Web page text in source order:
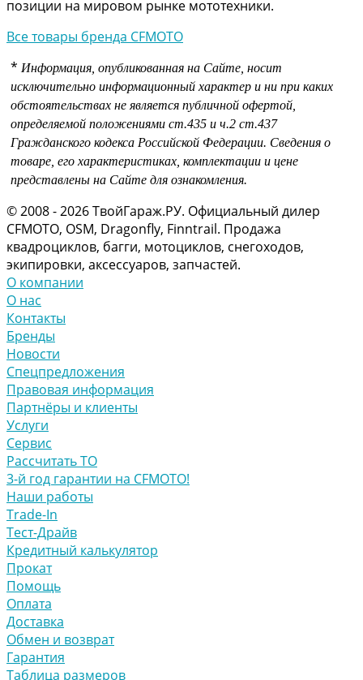
позиции на мировом рынке мототехники.
Все товары бренда CFMOTO
* Информация, опубликованная на Сайте, носит
исключительно информационный характер и ни при каких
обстоятельствах не является публичной офертой,
определяемой положениями ст.435 и ч.2 ст.437
Гражданского кодекса Российской Федерации. Сведения о
товаре, его характеристиках, комплектации и цене
представлены на Сайте для ознакомления.
© 2008 - 2026 ТвойГараж.РУ. Официальный дилер
CFMOTO, OSM, Dragonfly, Finntrail. Продажа
квадроциклов, багги, мотоциклов, снегоходов,
экипировки, аксессуаров, запчастей.
О компании
О нас
Контакты
Бренды
Новости
Спецпредложения
Правовая информация
Партнёры и клиенты
Услуги
Сервис
Рассчитать ТО
3-й год гарантии на CFMOTO!
Наши работы
Trade-In
Тест-Драйв
Кредитный калькулятор
Прокат
Помощь
Оплата
Доставка
Обмен и возврат
Гарантия
Таблица размеров